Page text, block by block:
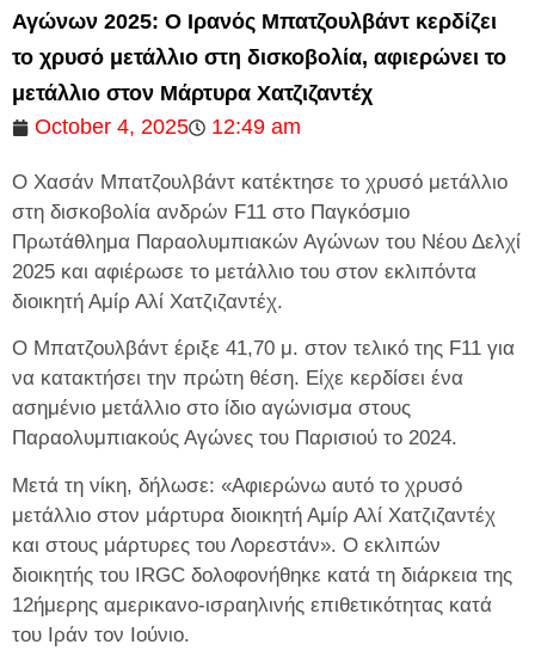
Αγώνων 2025: Ο Ιρανός Μπατζουλβάντ κερδίζει
το χρυσό μετάλλιο στη δισκοβολία, αφιερώνει το
μετάλλιο στον Μάρτυρα Χατζιζαντέχ
October 4, 2025
12:49 am
Ο Χασάν Μπατζουλβάντ κατέκτησε το χρυσό μετάλλιο
στη δισκοβολία ανδρών F11 στο Παγκόσμιο
Πρωτάθλημα Παραολυμπιακών Αγώνων του Νέου Δελχί
2025 και αφιέρωσε το μετάλλιο του στον εκλιπόντα
διοικητή Αμίρ Αλί Χατζιζαντέχ.
Ο Μπατζουλβάντ έριξε 41,70 μ. στον τελικό της F11 για
να κατακτήσει την πρώτη θέση. Είχε κερδίσει ένα
ασημένιο μετάλλιο στο ίδιο αγώνισμα στους
Παραολυμπιακούς Αγώνες του Παρισιού το 2024.
Μετά τη νίκη, δήλωσε: «Αφιερώνω αυτό το χρυσό
μετάλλιο στον μάρτυρα διοικητή Αμίρ Αλί Χατζιζαντέχ
και στους μάρτυρες του Λορεστάν». Ο εκλιπών
διοικητής του IRGC δολοφονήθηκε κατά τη διάρκεια της
12ήμερης αμερικανο-ισραηλινής επιθετικότητας κατά
του Ιράν τον Ιούνιο.